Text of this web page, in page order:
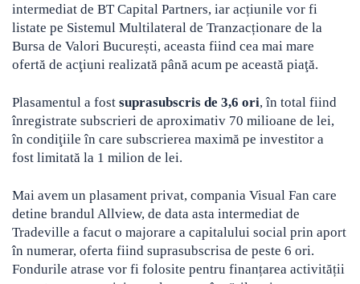
intermediat de BT Capital Partners, iar acțiunile vor fi
listate pe Sistemul Multilateral de Tranzacționare de la
Bursa de Valori București, aceasta fiind cea mai mare
ofertă de acţiuni realizată până acum pe această piaţă.
Plasamentul a fost suprasubscris de 3,6 ori, în total fiind
înregistrate subscrieri de aproximativ 70 milioane de lei,
în condiţiile în care subscrierea maximă pe investitor a
fost limitată la 1 milion de lei.
Mai avem un plasament privat, compania Visual Fan care
detine brandul Allview, de data asta intermediat de
Tradeville a facut o majorare a capitalului social prin aport
în numerar, oferta fiind suprasubscrisa de peste 6 ori.
Fondurile atrase vor fi folosite pentru finanțarea activității